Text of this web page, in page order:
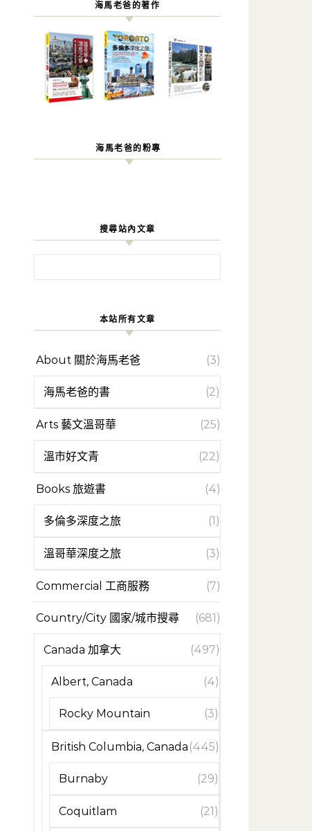
海馬老爸的著作
海馬老爸的粉專
搜尋站內文章
本站所有文章
About 關於海馬老爸 (3)
海馬老爸的書 (2)
Arts 藝文溫哥華 (25)
溫市好文青 (22)
Books 旅遊書 (4)
多倫多深度之旅 (1)
溫哥華深度之旅 (3)
Commercial 工商服務 (7)
Country/City 國家/城市搜尋 (681)
Canada 加拿大 (497)
Albert, Canada (4)
Rocky Mountain (3)
British Columbia, Canada (445)
Burnaby (29)
Coquitlam (21)